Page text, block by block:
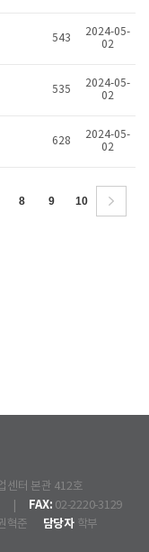
543
2024-05-
02
535
2024-05-
02
628
2024-05-
02
8 9 10
센터 본관 412호
) | FAX: 02-2220-3129
혁준 담당자학부